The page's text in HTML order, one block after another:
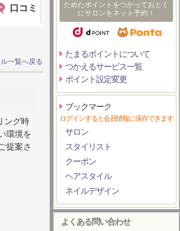
口コミ
一覧へ戻る
ング時
環境を
提案さ
ためたポイントをつかっておとく
にサロンをネット予約！
たまるポイントについて
つかえるサービス一覧
ポイント設定変更
ブックマーク
ログインすると会員情報に保存できます
サロン
スタイリスト
クーポン
ヘアスタイル
ネイルデザイン
よくある問い合わせ